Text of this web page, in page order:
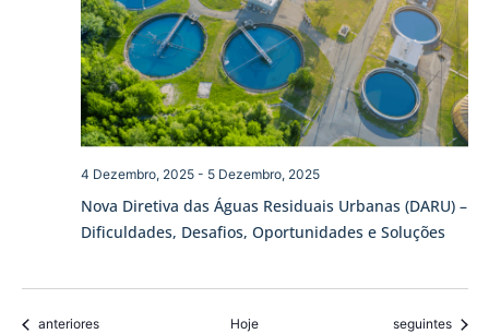
Nova Diretiva das Águas Residuais Urbanas (DARU) –
Dificuldades, Desafios, Oportunidades e Soluções
4 Dezembro, 2025- 5 Dezembro, 2025
Eventos
anteriores Hoje Eventos
seguintes